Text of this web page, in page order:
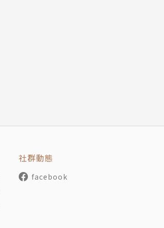
移民到美國的她，藉由大量閱讀羅曼史
創作之路。
曼史市場，自此廣受矚目與好評，不僅
也時常登上年度最佳小說榜，更曾兩度
社群動態
facebook